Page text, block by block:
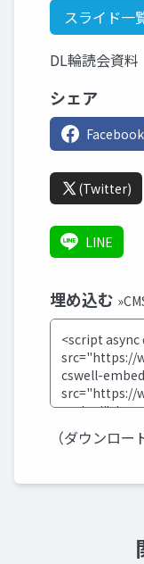
スライド一
DL輪読会資料
シェア
Facebook
(Twitter)
LINE
埋め込む
（ダウンロー